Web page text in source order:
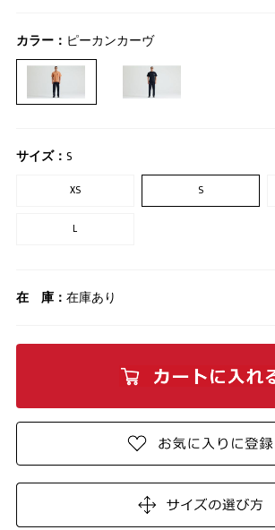
カラー： ピーカンカーヴ
サイズ： S
XS S
L
在 庫： 在庫あり